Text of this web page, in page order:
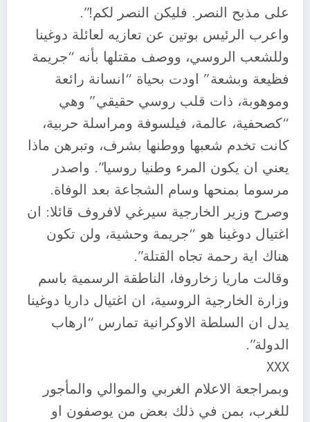
على مذبح النصر. فليكن النصر لكم!”.
واعرب الرئيس بوتين عن تعازيه لعائلة دوغينا
وللشعب الروسي، ووصف مقتلها بأنه “جريمة
فظيعة وبشعة” اودت بحياة “انسانة رائعة
وموهوبة، ذات قلب روسي حقيقي” وهي
“كصحفية، عالمة، فيلسوفة ومراسلة حربية،
كانت تخدم شعبها ووطنها بشرف، وتبرهن ماذا
يعني ان يكون المرء وطنيا روسيا”. واصدر
مرسوما بمنحها وسام الشجاعة بعد الوفاة.
وصرح وزير الخارجية سيرغي لافروف قائلا: ان
اغتيال دوغينا هو “جريمة وحشية، ولن تكون
هناك اية رحمة تجاه القتلة”.
وقالت ماريا زخاروفا، الناطقة الرسمية باسم
وزارة الخارجية الروسية، ان اغتيال داريا دوغينا
يدل ان السلطة الاوكرانية تمارس “ارهاب
الدولة”.
XXX
وبمراجعة الاعلام الغربي والموالي والمأجور
للغرب، بمن في ذلك بعض من يوصفون او